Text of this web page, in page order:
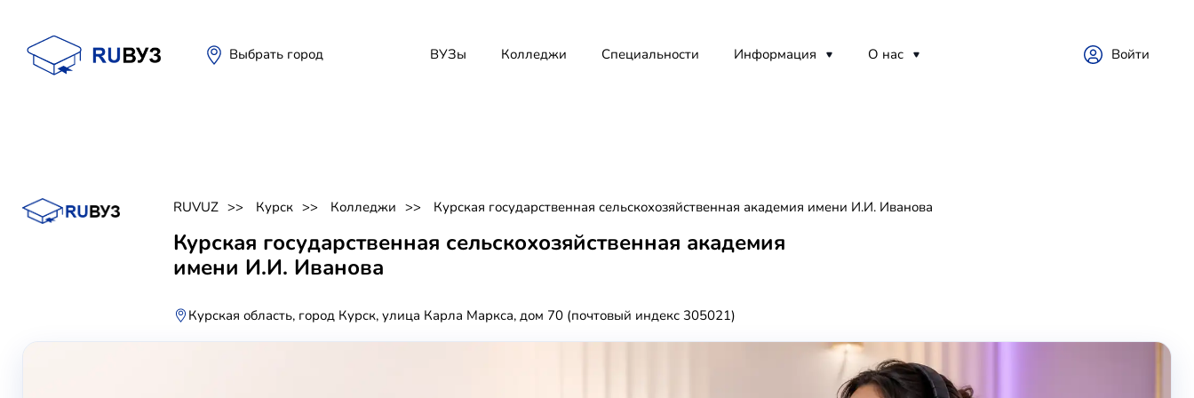
Выбрать город ВУЗы Колледжи Специальности Информация О нас Войти
RUVUZ Курск Колледжи Курская государственная сельскохозяйственная академия имени И.И. Иванова
Курская государственная сельскохозяйственная академия
имени И.И. Иванова
Курская область, город Курск, улица Карла Маркса, дом 70 (почтовый индекс 305021)